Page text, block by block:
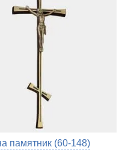
памятник (60-148)